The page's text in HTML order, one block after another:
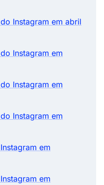
Instagram em abril
Instagram em
Instagram em
Instagram em
em
em